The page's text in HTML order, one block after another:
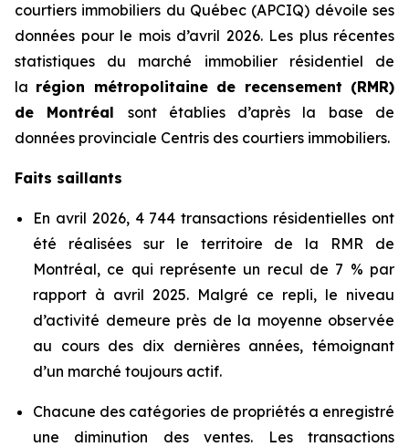
courtiers immobiliers du Québec (APCIQ) dévoile ses
données pour le mois d’avril 2026. Les plus récentes
statistiques du marché immobilier résidentiel de
la région métropolitaine de recensement (RMR)
de Montréal sont établies d’après la base de
données provinciale Centris des courtiers immobiliers.
Faits saillants
En avril 2026, 4 744 transactions résidentielles ont
été réalisées sur le territoire de la RMR de
Montréal, ce qui représente un recul de 7 % par
rapport à avril 2025. Malgré ce repli, le niveau
d’activité demeure près de la moyenne observée
au cours des dix dernières années, témoignant
d’un marché toujours actif.
Chacune des catégories de propriétés a enregistré
une diminution des ventes. Les transactions